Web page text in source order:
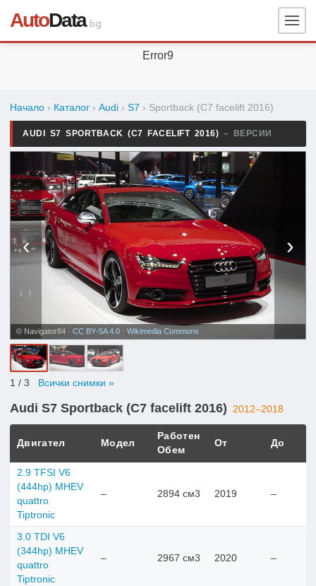
AutoData.bg
Error9
Начало › Каталог › Audi › S7 › Sportback (C7 facelift 2016)
AUDI S7 SPORTBACK (C7 FACELIFT 2016) – ВЕРСИИ
‹ ›
© Navigator84 · CC BY-SA 4.0 · Wikimedia Commons
1 / 3 Всички снимки »
Audi S7 Sportback (C7 facelift 2016) 2012–2018
Двигател Модел
Работен
Обем
От До
2.9 TFSI V6
(444hp) MHEV
quattro
Tiptronic
– 2894 см3 2019 –
3.0 TDI V6
(344hp) MHEV
quattro
Tiptronic
– 2967 см3 2020 –